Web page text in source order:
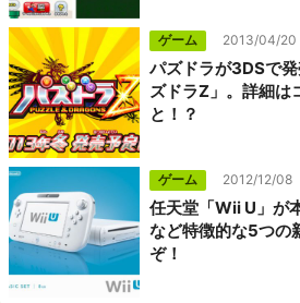
ゲーム 2013/04/20
パズドラが3DSで
ズドラZ」。詳細は
と！？
ゲーム 2012/12/08
任天堂「Wii U」が
など特徴的な5つの
ぞ！